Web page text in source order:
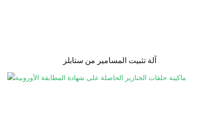
آلة تثبيت المسامير من ستابلز